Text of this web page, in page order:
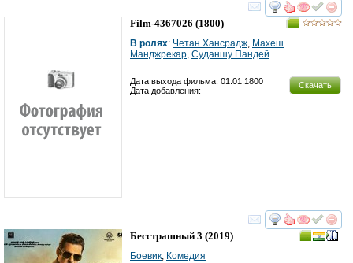
смотреть
Film-4367026 (1800)
В ролях: Четан Хансрадж, Махеш
Манджрекар, Суданшу Пандей
Скачать
Дата выхода фильма: 01.01.1800
Дата добавления:
смотреть
Бесстрашный 3 (2019)
Боевик, Комедия